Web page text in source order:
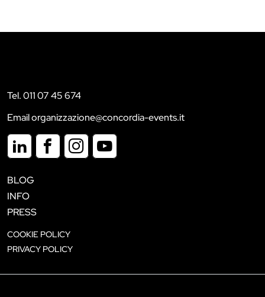
Tel. 011 07 45 674
Email organizzazione@concordia-events.it
BLOG
INFO
PRESS
COOKIE POLICY
PRIVACY POLICY